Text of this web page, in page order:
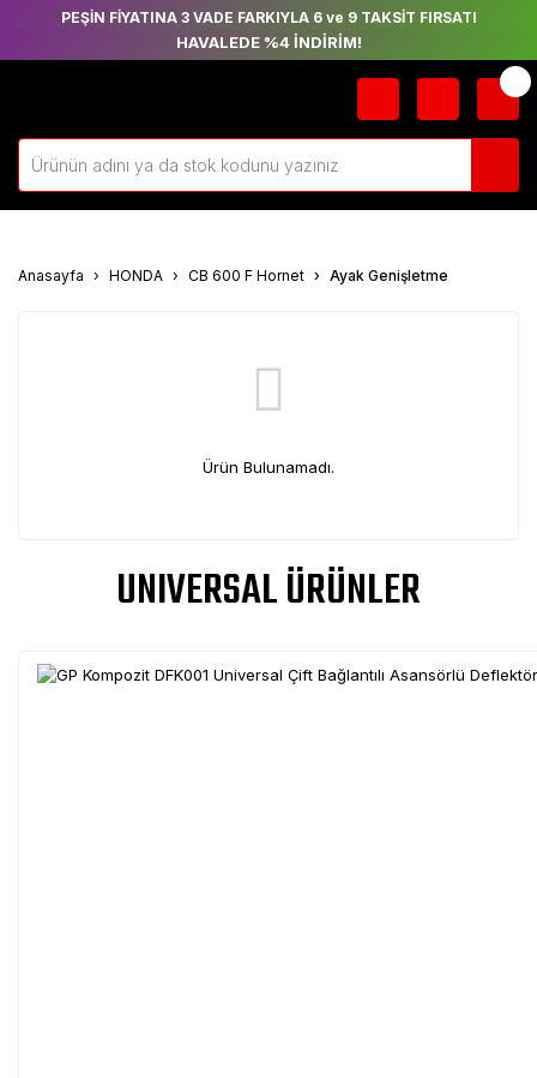
PEŞİN FİYATINA 3 VADE FARKIYLA 6 ve 9 TAKSİT FIRSATI
HAVALEDE %4 İNDİRİM!
Anasayfa HONDA CB 600 F Hornet Ayak Genişletme
Ürün Bulunamadı.
UNIVERSAL ÜRÜNLER